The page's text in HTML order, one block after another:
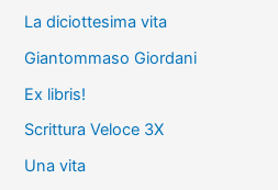
La diciottesima vita
Giantommaso Giordani
Ex libris!
Scrittura Veloce 3X
Una vita